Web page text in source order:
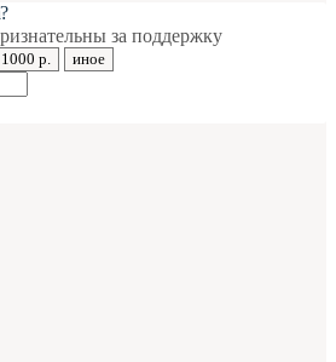
за поддержку
1000 р. иное